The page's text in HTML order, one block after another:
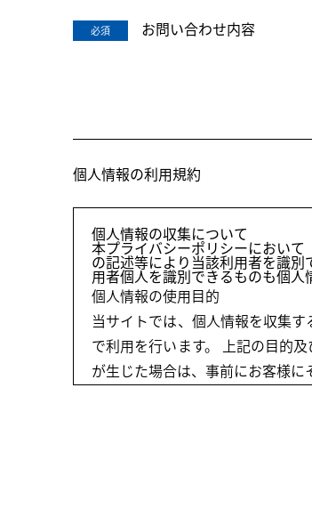
必須 お問い合わせ内容
個人情報の利用規約
個人情報の収集について
本プライバシーポリシーにおい
の記述等により当該利用者を識
用者個人を識別できるものも個人
個人情報の使用目的
当サイトでは、個人情報を収集
で利用を行います。 上記の目的
が生じた場合は、事前にお客様に